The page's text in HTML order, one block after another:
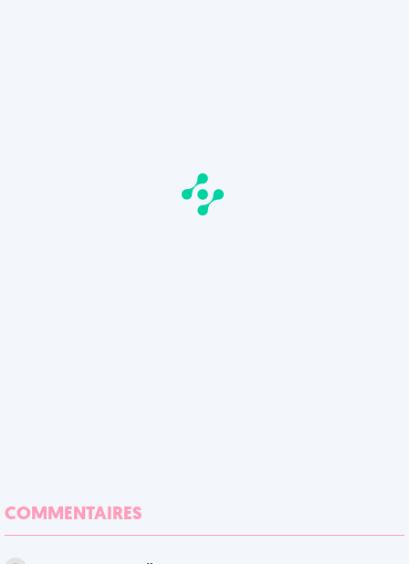
COMMENTAIRES